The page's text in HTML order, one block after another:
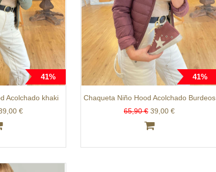
41%
Acolchado khaki
€
41%
Chaqueta Niño Hood Acolchado Burdeos
65,90 € 39,00 €